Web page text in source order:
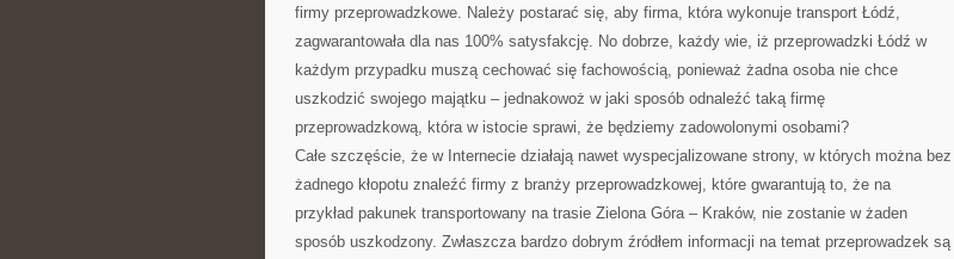
firmy przeprowadzkowe. Należy postarać się, aby firma, która wykonuje transport Łódź,
zagwarantowała dla nas 100% satysfakcję. No dobrze, każdy wie, iż przeprowadzki Łódź w
każdym przypadku muszą cechować się fachowością, ponieważ żadna osoba nie chce
uszkodzić swojego majątku – jednakowoż w jaki sposób odnaleźć taką firmę
przeprowadzkową, która w istocie sprawi, że będziemy zadowolonymi osobami?
Całe szczęście, że w Internecie działają nawet wyspecjalizowane strony, w których można bez
żadnego kłopotu znaleźć firmy z branży przeprowadzkowej, które gwarantują to, że na
przykład pakunek transportowany na trasie Zielona Góra – Kraków, nie zostanie w żaden
sposób uszkodzony. Zwłaszcza bardzo dobrym źródłem informacji na temat przeprowadzek są